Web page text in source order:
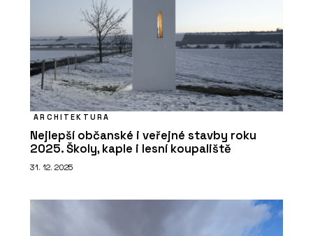
ARCHITEKTURA
Nejlepší občanské i veřejné stavby roku
2025. Školy, kaple i lesní koupaliště
31. 12. 2025